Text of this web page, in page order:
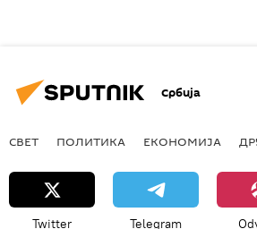
Србија
СВЕТ ПОЛИТИКА ЕКОНОМИЈА
Twitter Telegram